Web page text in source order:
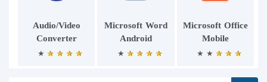
Microsoft Office
Mobile
Microsoft Word
Android
Audio/Video
Converter
Android